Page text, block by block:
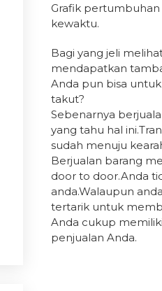
Grafik
kewaktu.
Bagi yang jeli
mendapatkan
Anda pun bisa
takut?
Sebenarnya
yang tahu hal
sudah menuju
Berjualan barang
door to door.Anda
anda.Walaupun
tertarik untuk
Anda cukup
penjualan Anda.